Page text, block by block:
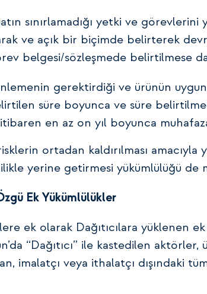
sınırlamadığı yetki ve
ve açık bir biçimde belirterek
belgesi/sözleşmede belirtilmese
gerektirdiği ve ürünün
süre boyunca ve süre
en az on yıl boyunca
ortadan kaldırılması
yerine getirmesi yükümlülüğü de
Ek Yükümlülükler
ek olarak Dağıtıcılara yüklenen
“Dağıtıcı” ile kastedilen
imalatçı veya ithalatçı dışındaki